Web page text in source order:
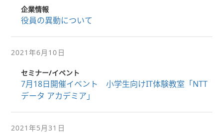
企業情報
役員の異動について
2021年6月10日
セミナー/イベント
7月18日開催イベント 小学生向けIT体験教室「NTT
データ アカデミア」
2021年5月31日